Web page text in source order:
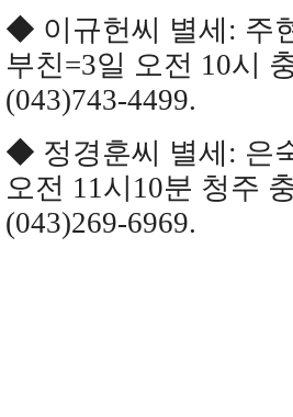
◆ 이규헌씨 별세: 주
부친=3일 오전 10시
(043)743-4499.
◆ 정경훈씨 별세: 은
오전 11시10분 청주
(043)269-6969.